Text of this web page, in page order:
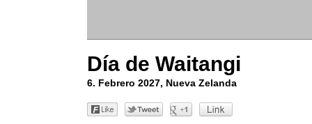
Día de Waitangi
6. Febrero 2027, Nueva Zelanda